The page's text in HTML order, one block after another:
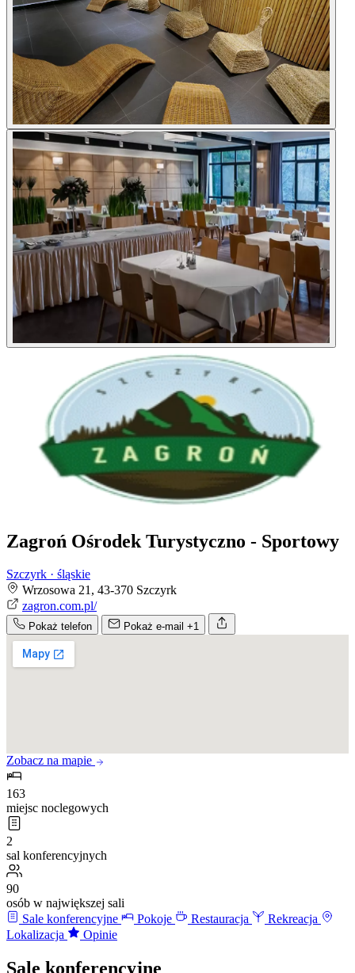
Zagroń Ośrodek Turystyczno - Sportowy
Szczyrk · śląskie
Wrzosowa 21, 43-370 Szczyrk
zagron.com.pl/
Pokaż telefon Pokaż e-mail +1
Zobacz na mapie
163
miejsc noclegowych
2
sal konferencyjnych
90
osób w największej sali
Sale konferencyjne
Pokoje Restauracja
Rekreacja
Lokalizacja
Opinie
Sale konferencyjne